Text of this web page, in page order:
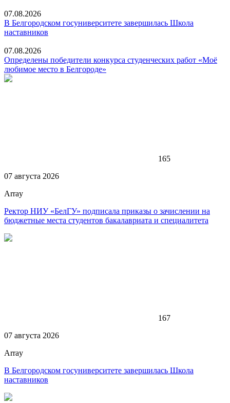
07.08.2026
В Белгородском госуниверситете завершилась Школа
наставников
07.08.2026
Определены победители конкурса студенческих работ «Моё
любимое место в Белгороде»
165
07 августа 2026
Array
Ректор НИУ «БелГУ» подписала приказы о зачислении на
бюджетные места студентов бакалавриата и специалитета
167
07 августа 2026
Array
В Белгородском госуниверситете завершилась Школа
наставников